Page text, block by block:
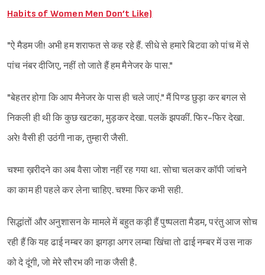
Habits of Women Men Don’t Like)
"ऐ मैडम जी! अभी हम शराफत से कह रहे हैं. सीधे से हमारे बिटवा को पांच में से
पांच नंबर दीजिए, नहीं तो जाते हैं हम मैनेजर के पास."
"बेहतर होगा कि आप मैनेजर के पास ही चले जाएं." मैं पिण्ड छुड़ा कर बगल से
निकली ही थी कि कुछ खटका, मुड़कर देखा. पलकें झपकीं. फिर-फिर देखा.
अरे! वैसी ही उठंगी नाक, तुम्हारी जैसी.
चश्मा ख़रीदने का अब वैसा जोश नहीं रह गया था. सोचा चलकर कॉपी जांचने
का काम ही पहले कर लेना चाहिए. चश्मा फिर कभी सही.
सिद्धांतों और अनुशासन के मामले में बहुत कड़ी हैं पुष्पलता मैडम, परंतु आज सोच
रही हैं कि यह ढाई नम्बर का झगड़ा अगर लम्बा खिंचा तो ढाई नम्बर में उस नाक
को दे दूंगी, जो मेरे सौरभ की नाक जैसी है.